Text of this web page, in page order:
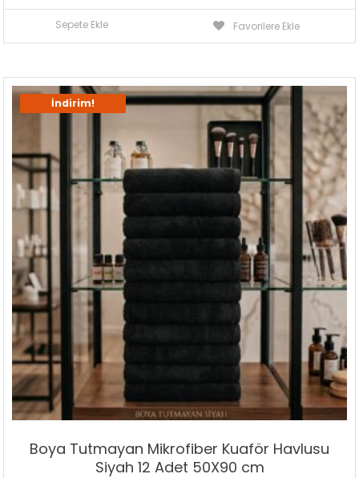
fiyat:
₺1.750,00.
andaki
fiyat:
Sepete Ekle Favorilere Ekle
İndirim!
Boya Tutmayan Mikrofiber Kuaför Havlusu
Siyah 12 Adet 50X90 cm